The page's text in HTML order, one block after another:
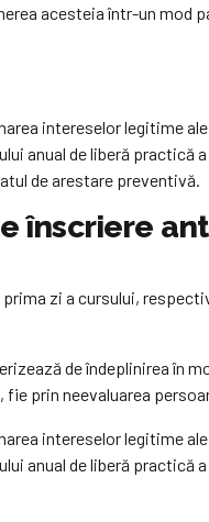
acesteia într-un mod
intereselor legitime
anual de liberă practică
de arestare preventivă.
înscriere
zi a cursului,
de îndeplinirea în
prin neevaluarea
intereselor legitime
anual de liberă practică